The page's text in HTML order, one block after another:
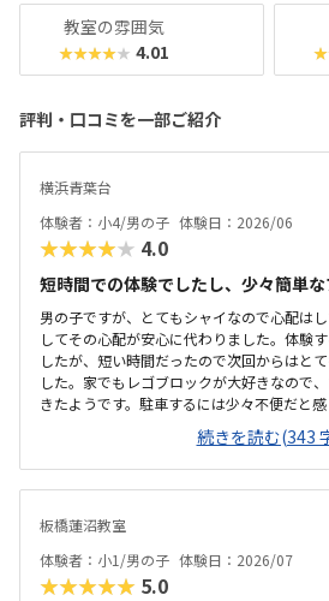
教室の雰囲気
★★★★★ 4.01
評判・口コミを一部ご紹介
横浜青葉台
体験者：小4/男の子 体験日：2026/06
★★★★★ 4.0
短時間での体験でしたし、少々簡単
男の子ですが、とてもシャイなので心配は
してその心配が安心に代わりました。体験
したが、短い時間だったので次回からはと
した。家でもレゴブロックが大好きなので
きたようです。駐車するには少々不便だと
の送迎だけになるので問題ないと感じまし
なので問題ないです落ち着いた雰囲気でし
の人数には狭いのではないかと思いました
は90分ではなく120分だといいかなと、プ
ので、これから良い点が増えてくるのでは
続きを読む(343
板橋蓮沼教室
体験者：小1/男の子 体験日：2026/07
★★★★★ 5.0